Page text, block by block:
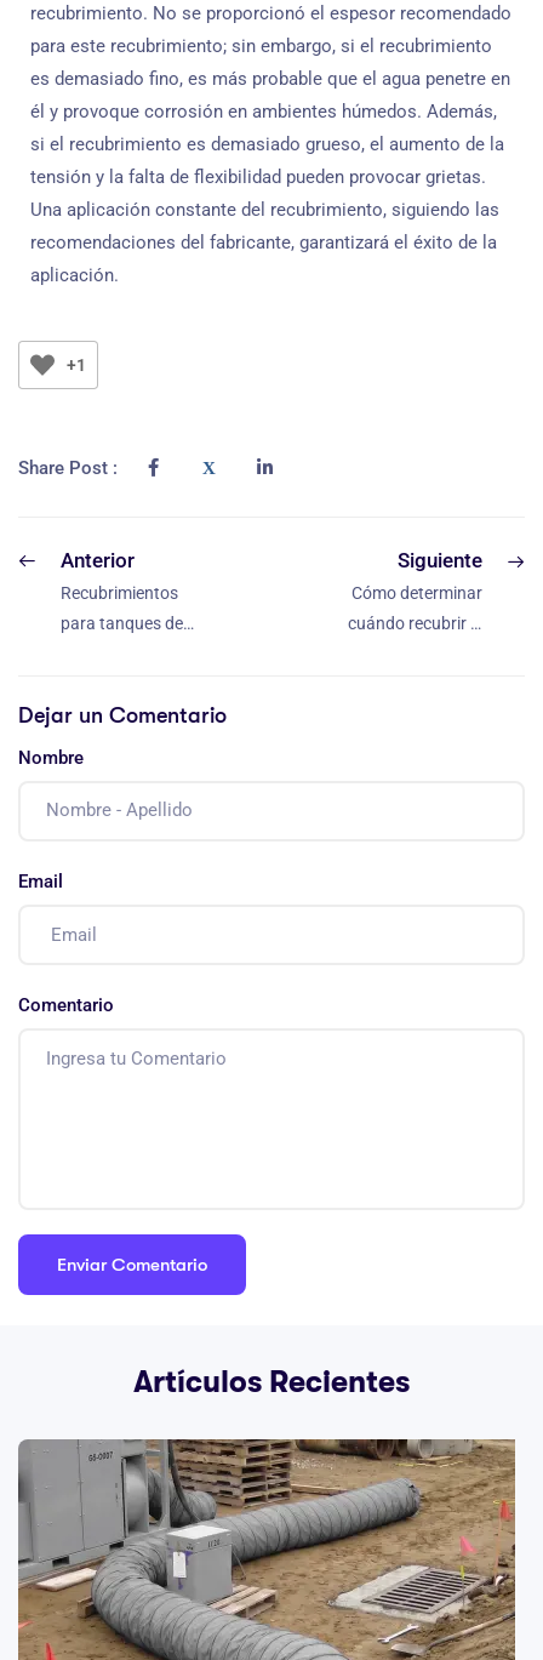
recubrimiento. No se proporcionó el espesor recomendado
para este recubrimiento; sin embargo, si el recubrimiento
es demasiado fino, es más probable que el agua penetre en
él y provoque corrosión en ambientes húmedos. Además,
si el recubrimiento es demasiado grueso, el aumento de la
tensión y la falta de flexibilidad pueden provocar grietas.
Una aplicación constante del recubrimiento, siguiendo las
recomendaciones del fabricante, garantizará el éxito de la
aplicación.
+1
Share Post :
Anterior
Recubrimientos
para tanques de
Siguiente
Cómo determinar
cuándo recubrir el
Dejar un Comentario
Nombre
Email
Comentario
Artículos Recientes